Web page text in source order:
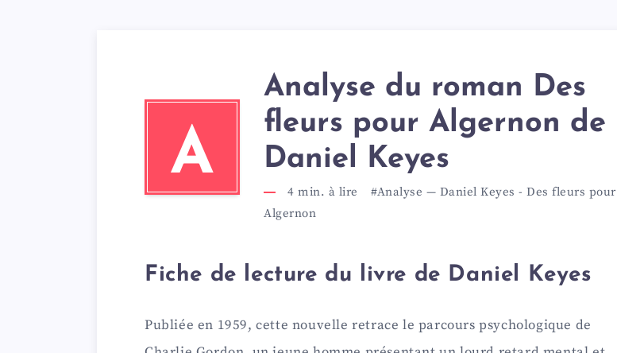
A
Analyse du roman Des
fleurs pour Algernon de
Daniel Keyes
4 min. à lire #Analyse — Daniel Keyes - Des fleurs pour
Algernon
Fiche de lecture du livre de Daniel Keyes
Publiée en 1959, cette nouvelle retrace le parcours psychologique de